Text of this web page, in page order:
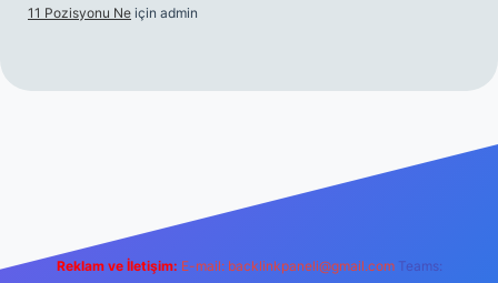
11 Pozisyonu Ne için admin
Reklam ve İletişim: E-mail: backlinkpaneli@gmail.com Teams: